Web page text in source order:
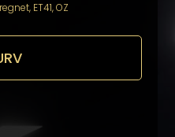
, ET41,OZ